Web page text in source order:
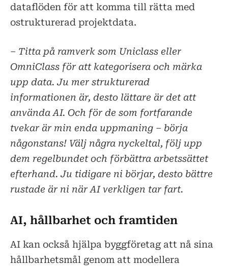
dataflöden för att komma till rätta med
ostrukturerad projektdata.
– Titta på ramverk som Uniclass eller
OmniClass för att kategorisera och märka
upp data. Ju mer strukturerad
informationen är, desto lättare är det att
använda AI. Och för de som fortfarande
tvekar är min enda uppmaning – börja
någonstans! Välj några nyckeltal, följ upp
dem regelbundet och förbättra arbetssättet
efterhand. Ju tidigare ni börjar, desto bättre
rustade är ni när AI verkligen tar fart.
AI, hållbarhet och framtiden
AI kan också hjälpa byggföretag att nå sina
hållbarhetsmål genom att modellera